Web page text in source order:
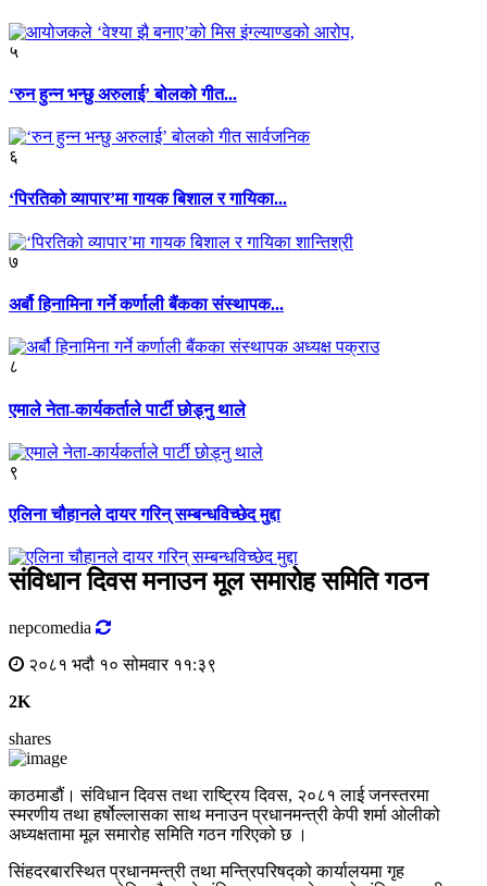
५
‘रुन हुन्न भन्छु अरुलाई’ बोलको गीत...
६
‘पिरतिको व्यापार’मा गायक बिशाल र गायिका...
७
अर्बौ हिनामिना गर्ने कर्णाली बैंकका संस्थापक...
८
एमाले नेता-कार्यकर्ताले पार्टी छोड्नु थाले
९
एलिना चौहानले दायर गरिन् सम्बन्धविच्छेद मुद्दा
संविधान दिवस मनाउन मूल समारोह समिति गठन
nepcomedia
२०८१ भदौ १० सोमवार ११:३९
2K
shares
काठमाडौं। संविधान दिवस तथा राष्ट्रिय दिवस, २०८१ लाई जनस्तरमा
स्मरणीय तथा हर्षोल्लासका साथ मनाउन प्रधानमन्त्री केपी शर्मा ओलीको
अध्यक्षतामा मूल समारोह समिति गठन गरिएको छ ।
सिंहदरबारस्थित प्रधानमन्त्री तथा मन्त्रिपरिषद्को कार्यालयमा गृह